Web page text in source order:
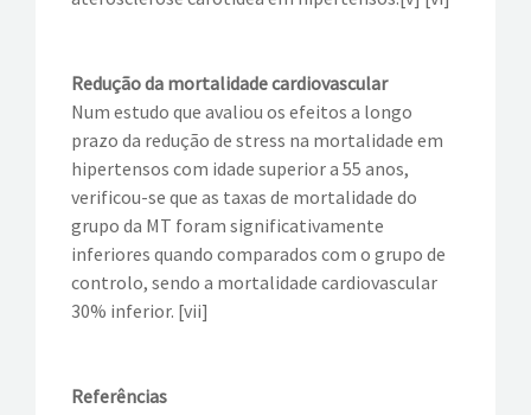
Redução da mortalidade cardiovascular
Num estudo que avaliou os efeitos a longo
prazo da redução de stress na mortalidade em
hipertensos com idade superior a 55 anos,
verificou-se que as taxas de mortalidade do
grupo da MT foram significativamente
inferiores quando comparados com o grupo de
controlo, sendo a mortalidade cardiovascular
30% inferior. [vii]
Referências